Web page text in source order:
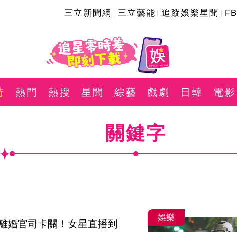
三立新聞網 三立藝能 追蹤娛樂星聞 FB
熱門 熱搜 星聞 綜藝 戲劇 日韓 電影
關鍵字
婚官司卡關！女星直播到
娛樂